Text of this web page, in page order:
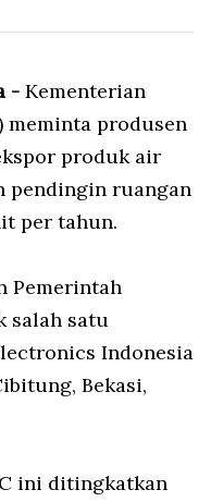
- Kementerian
meminta produsen
produk air
pendingin ruangan
per tahun.
Pemerintah
salah satu
Indonesia
Bekasi,
ini ditingkatkan